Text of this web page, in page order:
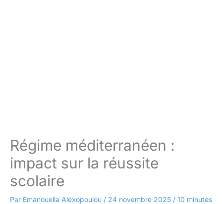
Régime méditerranéen :
impact sur la réussite
scolaire
Par Emanouella Alexopoulou / 24 novembre 2025 / 10 minutes